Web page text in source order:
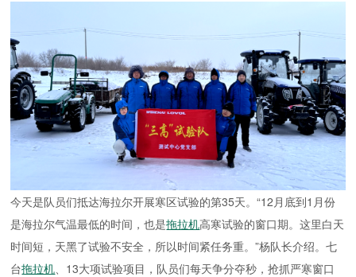
今天是队员们抵达海拉尔开展寒区试验的第35天。“12月底到1月份
是海拉尔气温最低的时间，也是拖拉机高寒试验的窗口期。这里白天
时间短，天黑了试验不安全，所以时间紧任务重。”杨队长介绍。七
台拖拉机 、13大项试验项目，队员们每天争分夺秒，抢抓严寒窗口